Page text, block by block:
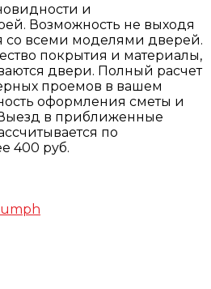
и
Возможность не выходя
со всеми моделями дверей.
покрытия и материалы,
двери. Полный расчет
проемов в вашем
оформления сметы и
в приближенные
по
400 руб.